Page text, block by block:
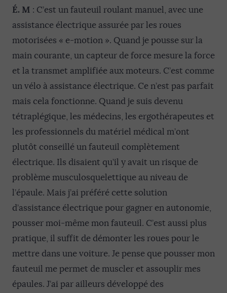
É. M : C’est un fauteuil roulant manuel, avec une
assistance électrique assurée par les roues
motorisées « e-motion ». Quand je pousse sur la
main courante, un capteur de force mesure la force
et la transmet amplifiée aux moteurs. C’est comme
un vélo à assistance électrique. Ce n’est pas parfait
mais cela fonctionne. Quand je suis devenu
tétraplégique, les médecins, les ergothérapeutes et
les professionnels du matériel médical m’ont
plutôt conseillé un fauteuil complètement
électrique. Ils disaient qu’il y avait un risque de
problème musculosquelettique au niveau de
l’épaule. Mais j’ai préféré cette solution
d’assistance électrique pour gagner en autonomie,
pousser moi-même mon fauteuil. C’est aussi plus
pratique, il suffit de démonter les roues pour le
mettre dans une voiture. Je pense que pousser mon
fauteuil me permet de muscler et assouplir mes
épaules. J’ai par ailleurs développé des